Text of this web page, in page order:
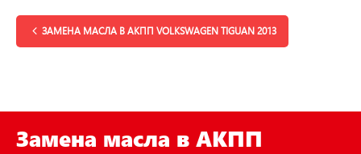
ЗАМЕНА МАСЛА В АКПП VOLKSWAGEN TIGUAN 2013
Замена масла в АКПП